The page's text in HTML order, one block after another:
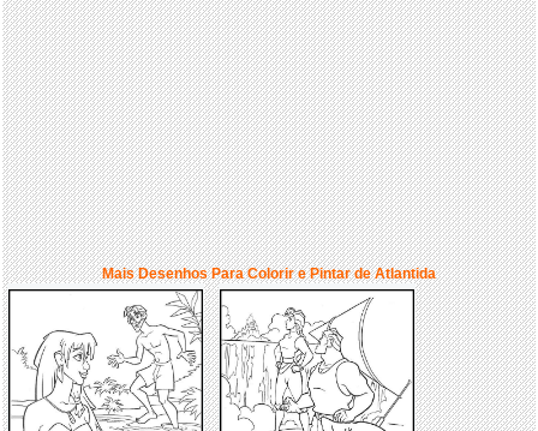
Mais Desenhos Para Colorir e Pintar de Atlantida